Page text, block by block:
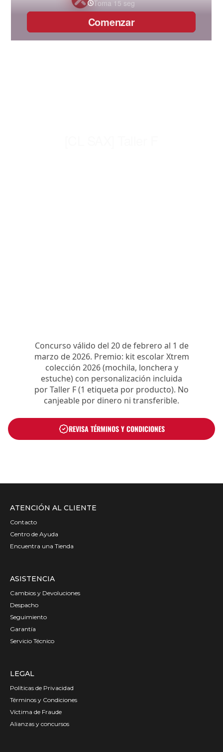
Concurso válido del 20 de febrero al 1 de
marzo de 2026. Premio: kit escolar Xtrem
colección 2026 (mochila, lonchera y
estuche) con personalización incluida
por Taller F (1 etiqueta por producto). No
canjeable por dinero ni transferible.
REVISA TÉRMINOS Y CONDICIONES
ATENCIÓN AL CLIENTE
Contacto
Centro de Ayuda
Encuentra una Tienda
ASISTENCIA
Cambios y Devoluciones
Despacho
Seguimiento
Garantía
Servicio Técnico
LEGAL
Políticas de Privacidad
Términos y Condiciones
Víctima de Fraude
Alianzas y concursos